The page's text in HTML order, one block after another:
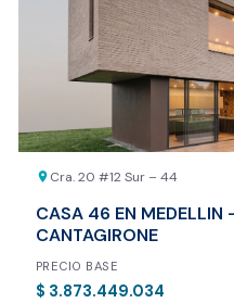
location_on Cra. 20 #12 Sur – 44
CASA 46 EN
CANTAGIRONE
PRECIO BASE
$ 3.873.449.034